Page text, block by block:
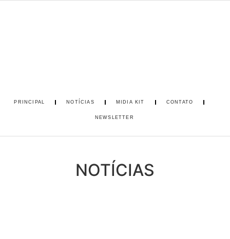
PRINCIPAL NOTÍCIAS MIDIA KIT CONTATO
NEWSLETTER
NOTÍCIAS